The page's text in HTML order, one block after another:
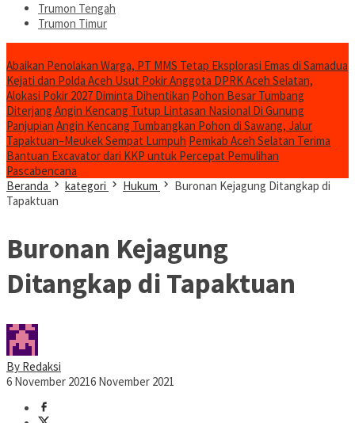
Trumon Tengah
Trumon Timur
Abaikan Penolakan Warga, PT MMS Tetap Eksplorasi Emas di Samadua
Kejati dan Polda Aceh Usut Pokir Anggota DPRK Aceh Selatan,
Alokasi Pokir 2027 Diminta Dihentikan Pohon Besar Tumbang
Diterjang Angin Kencang Tutup Lintasan Nasional Di Gunung
Panjupian Angin Kencang Tumbangkan Pohon di Sawang, Jalur
Tapaktuan–Meukek Sempat Lumpuh Pemkab Aceh Selatan Terima
Bantuan Excavator dari KKP untuk Percepat Pemulihan
Pascabencana
Beranda
kategori Hukum
Buronan Kejagung Ditangkap di
Tapaktuan
Buronan Kejagung
Ditangkap di Tapaktuan
By Redaksi
6 November 20216 November 2021